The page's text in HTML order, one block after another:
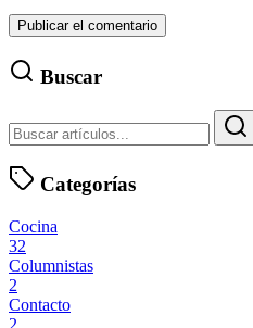
Buscar
Categorías
Cocina
32
Columnistas
2
Contacto